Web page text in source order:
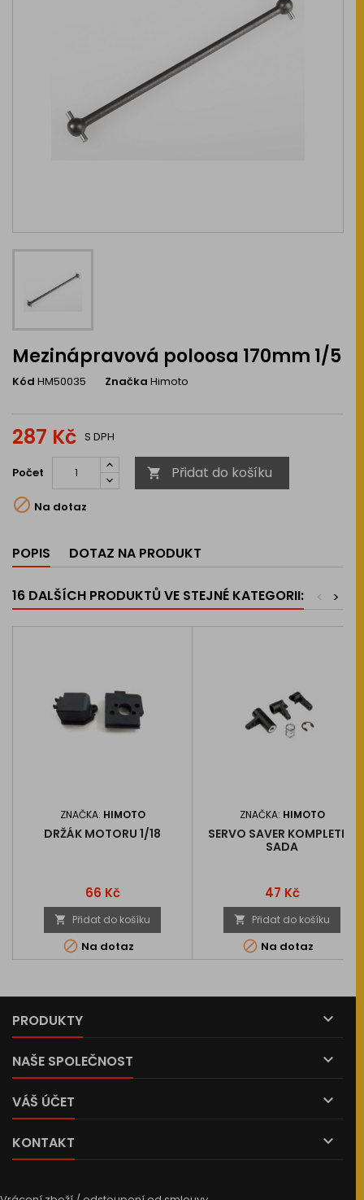
Mezinápravová poloosa 170mm 1/5
Kód HM50035 Značka Himoto
287 Kč S DPH
Počet  Přidat do košíku
 Na dotaz
POPIS DOTAZ NA PRODUKT
16 DALŠÍCH PRODUKTŮ VE STEJNÉ KATEGORII: >
<
ZNAČKA: HIMOTO
DRŽÁK MOTORU 1/18
Cena
66 Kč
 Přidat do košíku
 Na dotaz
ZNAČKA: HIMOTO
SERVO SAVER KOMPLETNÍ,
SADA
Cena
47 Kč
 Přidat do košíku
 Na dotaz
PRODUKTY 
NAŠE SPOLEČNOST 
VÁŠ ÚČET 
KONTAKT 